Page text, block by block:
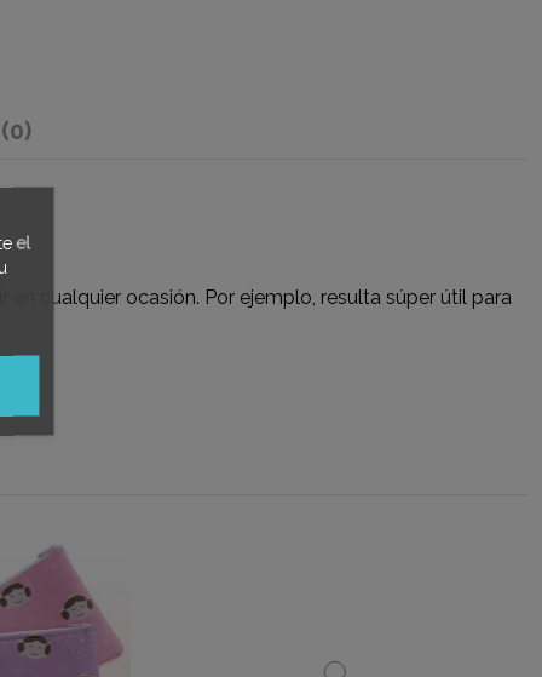
(0)
cualquier ocasión. Por ejemplo, resulta súper útil para
el